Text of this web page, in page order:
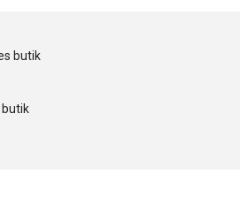
butik
butik